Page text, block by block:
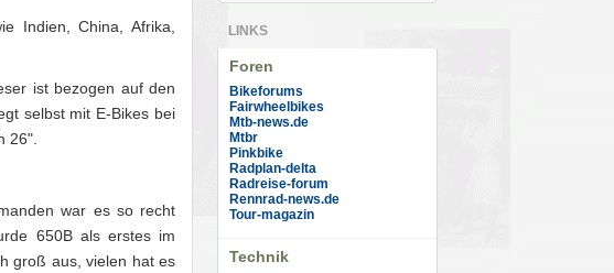
LINKS
Foren
Bikeforums
Fairwheelbikes
Mtb-news.de
Mtbr
Pinkbike
Radplan-delta
Radreise-forum
Rennrad-news.de
Tour-magazin
Technik
Indien, China, Afrika,
ist bezogen auf den
selbst mit E-Bikes bei
26".
war es so recht
650B als erstes im
groß aus, vielen hat es